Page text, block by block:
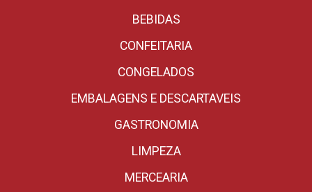
BEBIDAS
CONFEITARIA
CONGELADOS
EMBALAGENS E DESCARTAVEIS
GASTRONOMIA
LIMPEZA
MERCEARIA